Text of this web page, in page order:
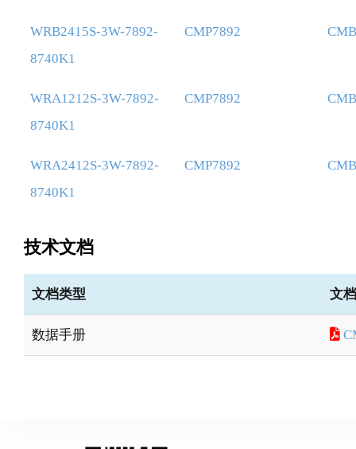
WRB2415S-3W-7892-
8740K1
CMP7892
WRA1212S-3W-7892-
8740K1
CMP7892
WRA2412S-3W-7892-
8740K1
CMP7892
技术文档
文档类型 文
数据手册